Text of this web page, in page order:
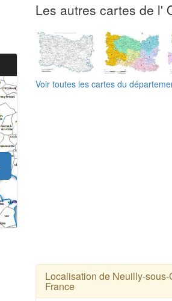
Les autres cartes de l'
Voir toutes les cartes du
Localisation de Neuilly-sous-
France